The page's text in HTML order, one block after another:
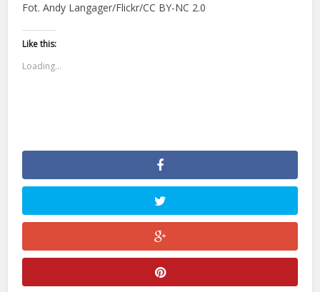
Fot. Andy Langager/Flickr/CC BY-NC 2.0
Like this:
Loading...